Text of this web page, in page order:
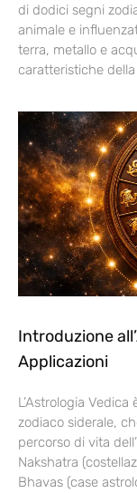
di dodici segni
animale e
terra, metallo e
caratteristiche
Introduzione
Applicazioni
L’Astrologia
zodiaco siderale,
percorso di vita
Nakshatra
Bhavas (case